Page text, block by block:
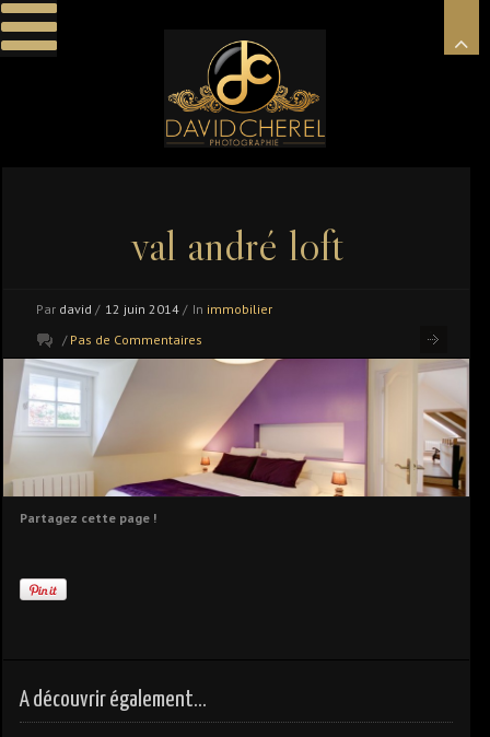
val andré loft
Par david / 12 juin 2014 / In immobilier
/ Pas de Commentaires
Partagez cette page !
A découvrir également...